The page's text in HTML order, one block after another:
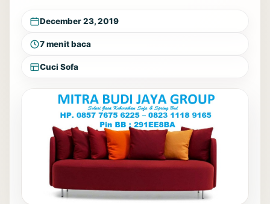
December 23, 2019
7 menit baca
Cuci Sofa